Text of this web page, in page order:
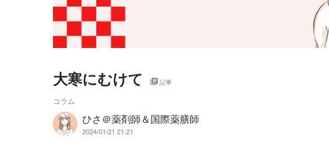
大寒にむけて 記事
コラム
ひさ＠薬剤師＆国際薬膳師
2024/01/21 21:21